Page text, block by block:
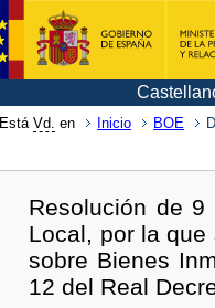
Está Vd. en Inicio BOE
Resolución de
Local, por la
sobre Bienes
12 del Real